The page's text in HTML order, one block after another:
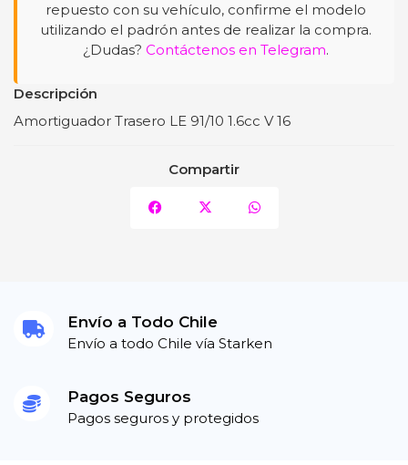
repuesto con su vehículo, confirme el modelo
utilizando el padrón antes de realizar la compra.
¿Dudas? Contáctenos en Telegram.
Descripción
Amortiguador Trasero LE 91/10 1.6cc V 16
Compartir
Envío a Todo Chile
Envío a todo Chile vía Starken
Pagos Seguros
Pagos seguros y protegidos